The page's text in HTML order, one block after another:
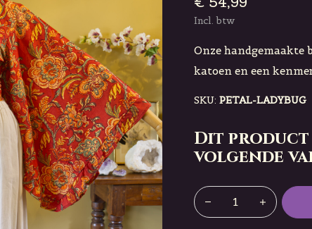
Incl. btw
Onze handgemaakte
katoen en een
SKU: PETAL-LADYBUG
Dit product
volgende